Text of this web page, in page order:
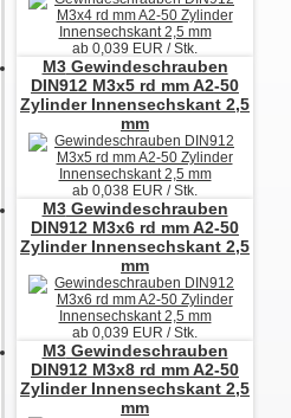
ab 0,039 EUR / Stk.
M3Gewindeschrauben
DIN912 M3x5 rd mm A2-50
Zylinder Innensechskant 2,5
mm
ab 0,038 EUR / Stk.
M3Gewindeschrauben
DIN912 M3x6 rd mm A2-50
Zylinder Innensechskant 2,5
mm
ab 0,039 EUR / Stk.
M3Gewindeschrauben
DIN912 M3x8 rd mm A2-50
Zylinder Innensechskant 2,5
mm